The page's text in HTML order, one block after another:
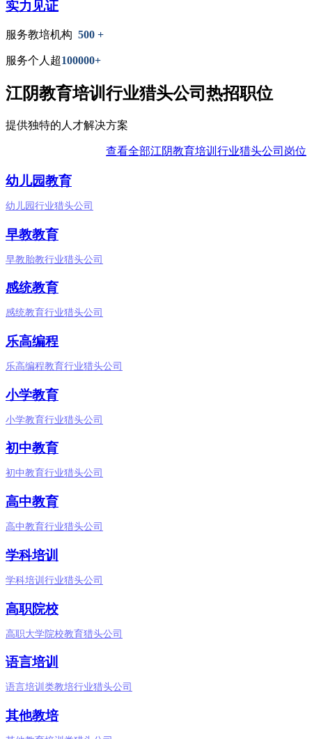
实力见证
服务教培机构 500 +
服务个人超100000+
江阴教育培训行业猎头公司热招职位
提供独特的人才解决方案
查看全部江阴教育培训行业猎头公司岗位
幼儿园教育
幼儿园行业猎头公司
早教教育
早教胎教行业猎头公司
感统教育
感统教育行业猎头公司
乐高编程
乐高编程教育行业猎头公司
小学教育
小学教育行业猎头公司
初中教育
初中教育行业猎头公司
高中教育
高中教育行业猎头公司
学科培训
学科培训行业猎头公司
高职院校
高职大学院校教育猎头公司
语言培训
语言培训类教培行业猎头公司
其他教培